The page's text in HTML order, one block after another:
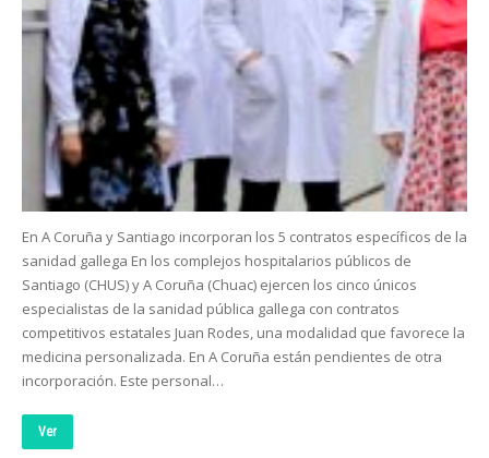
En A Coruña y Santiago incorporan los 5 contratos específicos de la
sanidad gallega En los complejos hospitalarios públicos de
Santiago (CHUS) y A Coruña (Chuac) ejercen los cinco únicos
especialistas de la sanidad pública gallega con contratos
competitivos estatales Juan Rodes, una modalidad que favorece la
medicina personalizada. En A Coruña están pendientes de otra
incorporación. Este personal…
Ver